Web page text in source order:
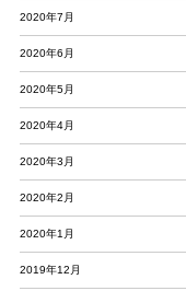
2020年7月
2020年6月
2020年5月
2020年4月
2020年3月
2020年2月
2020年1月
2019年12月